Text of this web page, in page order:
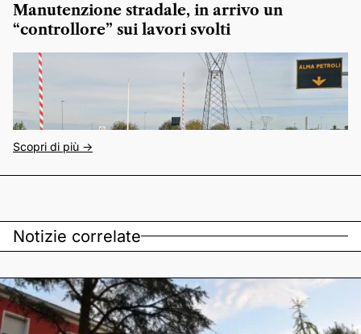
Manutenzione stradale, in arrivo un
“controllore” sui lavori svolti
Scopri di più ->
Notizie correlate